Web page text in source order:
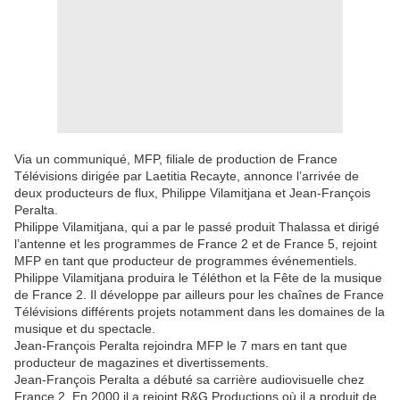
Via un communiqué, MFP, filiale de production de France
Télévisions dirigée par Laetitia Recayte, annonce l’arrivée de
deux producteurs de flux, Philippe Vilamitjana et Jean-François
Peralta.
Philippe Vilamitjana, qui a par le passé produit Thalassa et dirigé
l’antenne et les programmes de France 2 et de France 5, rejoint
MFP en tant que producteur de programmes événementiels.
Philippe Vilamitjana produira le Téléthon et la Fête de la musique
de France 2. Il développe par ailleurs pour les chaînes de France
Télévisions différents projets notamment dans les domaines de la
musique et du spectacle.
Jean-François Peralta rejoindra MFP le 7 mars en tant que
producteur de magazines et divertissements.
Jean-François Peralta a débuté sa carrière audiovisuelle chez
France 2. En 2000 il a rejoint R&G Productions où il a produit de